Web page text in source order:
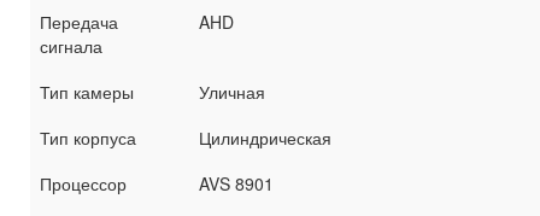
Передача
сигнала
AHD
Тип камеры
Уличная
Тип корпуса
Цилиндрическая
Процессор
AVS 8901